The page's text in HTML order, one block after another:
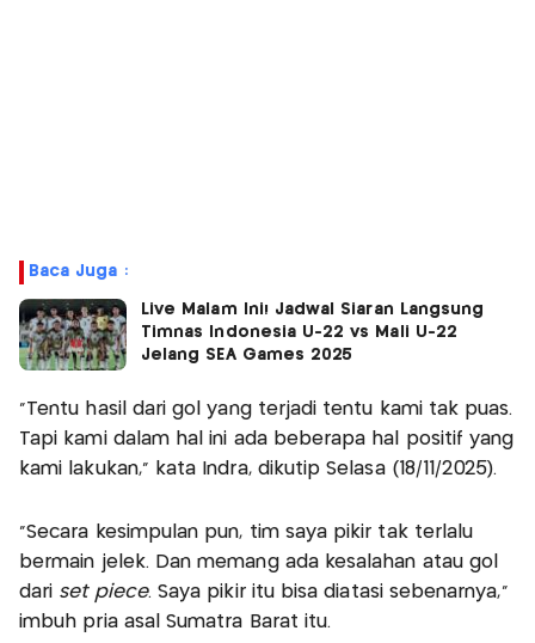
Baca Juga :
Live Malam Ini! Jadwal Siaran Langsung
Timnas Indonesia U-22 vs Mali U-22
Jelang SEA Games 2025
“Tentu hasil dari gol yang terjadi tentu kami tak puas.
Tapi kami dalam hal ini ada beberapa hal positif yang
kami lakukan,” kata Indra, dikutip Selasa (18/11/2025).
“Secara kesimpulan pun, tim saya pikir tak terlalu
bermain jelek. Dan memang ada kesalahan atau gol
dari set piece. Saya pikir itu bisa diatasi sebenarnya,”
imbuh pria asal Sumatra Barat itu.